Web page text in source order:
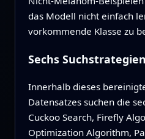
das Modell nicht einfach
vorkommende Klasse zu
Sechs
Innerhalb dieses
Datensatzes suchen die
Cuckoo Search, Firefly
Optimization Algorithm,